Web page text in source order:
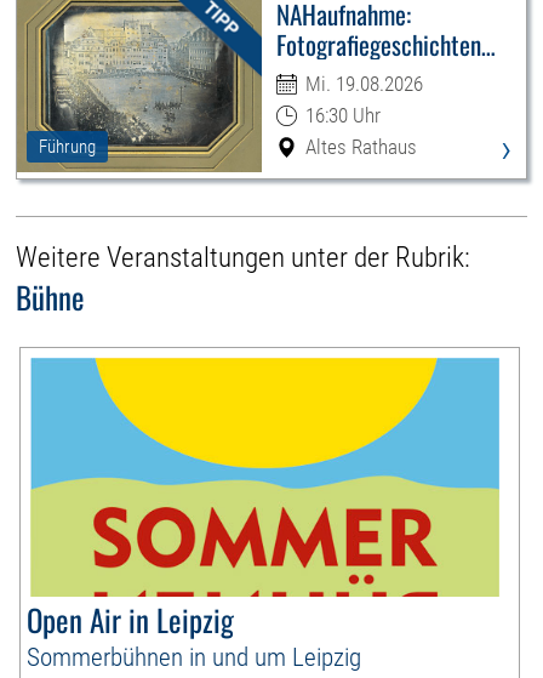
Führung
NAHaufnahme:
Fotografiegeschichten
Leipzigs
Mi. 19.08.2026
16:30 Uhr
Altes Rathaus
›
Weitere Veranstaltungen unter der Rubrik:
Bühne
Open Air in Leipzig
Sommerbühnen in und um Leipzig